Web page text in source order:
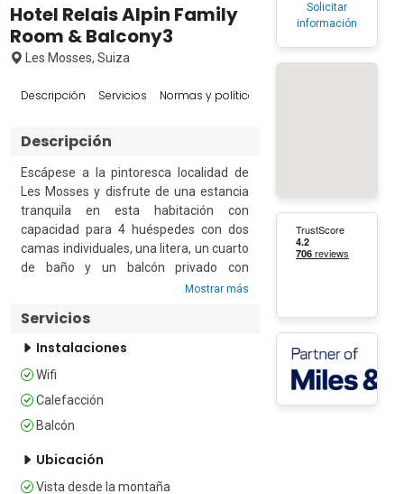
Hotel Relais Alpin Family
Room & Balcony3
Les Mosses, Suiza
Descripción Servicios Normas y políticas
Descripción
Escápese a la pintoresca localidad de
Les Mosses y disfrute de una estancia
tranquila en esta habitación con
capacidad para 4 huéspedes con dos
camas individuales, una litera, un cuarto
de baño y un balcón privado con
El establecimiento cuenta con dos
restaurantes. Le Bivouac abre 10
internacional. L'Éphémère, abierto
durante las vacaciones escolares de
Navidad y febrero y los viernes y
está situado en una cabaña de madera
Mostrar más
Servicios
Instalaciones
Wifi
Calefacción
Balcón
Ubicación
Vista desde la montaña
Solicitar
información